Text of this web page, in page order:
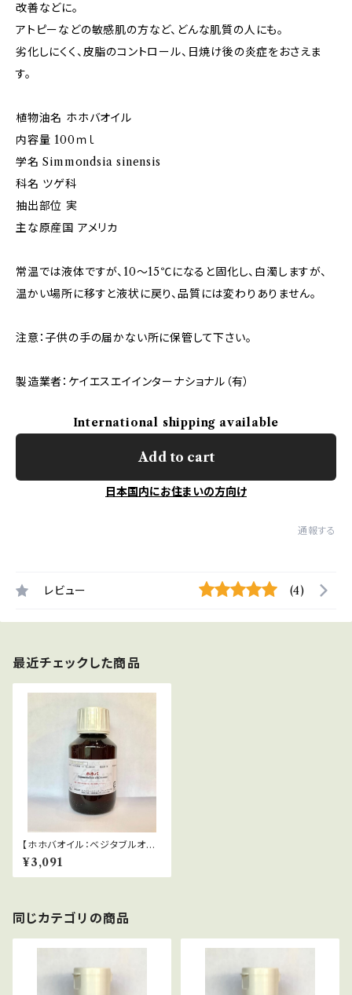
改善などに。
アトピーなどの敏感肌の方など、どんな肌質の人にも。
劣化しにくく、皮脂のコントロール、日焼け後の炎症をおさえま
す。
植物油名 ホホバオイル
内容量 100ｍｌ
学名 Simmondsia sinensis
科名 ツゲ科
抽出部位 実
主な原産国 アメリカ
常温では液体ですが、10～15℃になると固化し、白濁しますが、
温かい場所に移すと液状に戻り、品質には変わりありません。
注意：子供の手の届かない所に保管して下さい。
製造業者：ケイエスエイインターナショナル（有）
International shipping available
Add to cart
日本国内にお住まいの方向け
通報する
レビュー (4)
最近チェックした商品
【ホホバオイル：ベジタブルオイ
ル】ゼフィール（栽）Simmondsi
a sinensis
¥3,091
同じカテゴリの商品